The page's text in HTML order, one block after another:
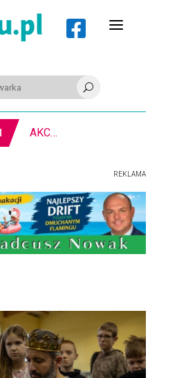
 a
U
PIŁKA RĘCZNA. Nowa bramkarka Szczypiorna. Grała w Norwegii
REKLAMA